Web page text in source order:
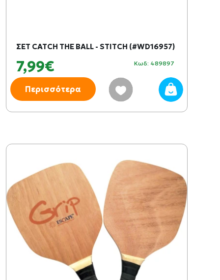
ΣΕΤ CATCH THE BALL - STITCH (#WD16957)
7,99€ Κωδ: 489897
Περισσότερα